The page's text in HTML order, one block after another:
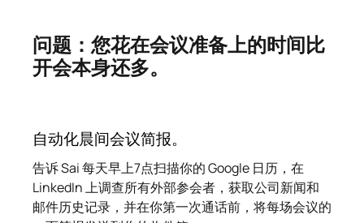
多。
AI 会议准备的实际操作（Sai 逐步演示）
问题：您花在会议准备上的时间比
开会本身还多。
自动化晨间会议简报。
告诉 Sai 每天早上7点扫描你的 Google 日历，在
LinkedIn 上调查所有外部参会者，获取公司新闻和
邮件历史记录，并在你第一次通话前，将每场会议的